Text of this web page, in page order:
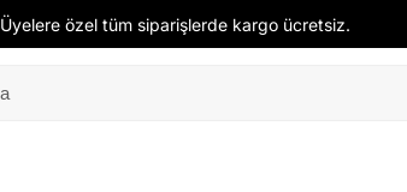
Üyelere özel tüm siparişlerde kargo ücretsiz.